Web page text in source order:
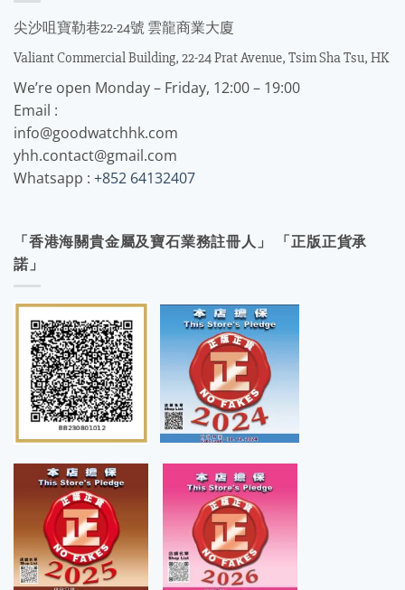
尖沙咀寶勒巷22-24號 雲龍商業大廈
Valiant Commercial Building, 22-24 Prat Avenue, Tsim Sha Tsu, HK
We’re open Monday – Friday, 12:00 – 19:00
Email :
info@goodwatchhk.com
yhh.contact@gmail.com
Whatsapp : +852 64132407
「香港海關貴金屬及寶石業務註冊人」 「正版正貨承
諾」